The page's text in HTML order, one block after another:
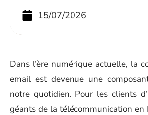
15/07/2026
Dans l’ère numérique actuelle, la
email est devenue une
notre quotidien. Pour les clients
géants de la télécommunication en